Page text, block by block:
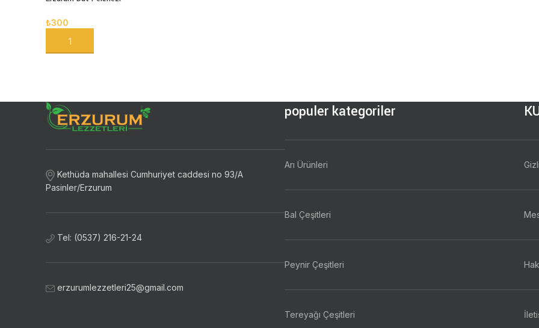
₺300
SEPETE EKLE
Kethüda mahallesi Cumhuriyet caddesi no 93/A
Pasinler/Erzurum
Tel: (0537) 216-21-24
erzurumlezzetleri25@gmail.com
populer kategoriler
Arı Ürünleri
Bal Çeşitleri
Peynir Çeşitleri
Tereyağı Çeşitleri